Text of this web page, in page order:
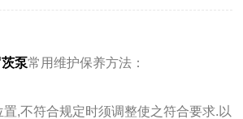
泵常用维护保养方法：
,不符合规定时须调整使之符合要求.以